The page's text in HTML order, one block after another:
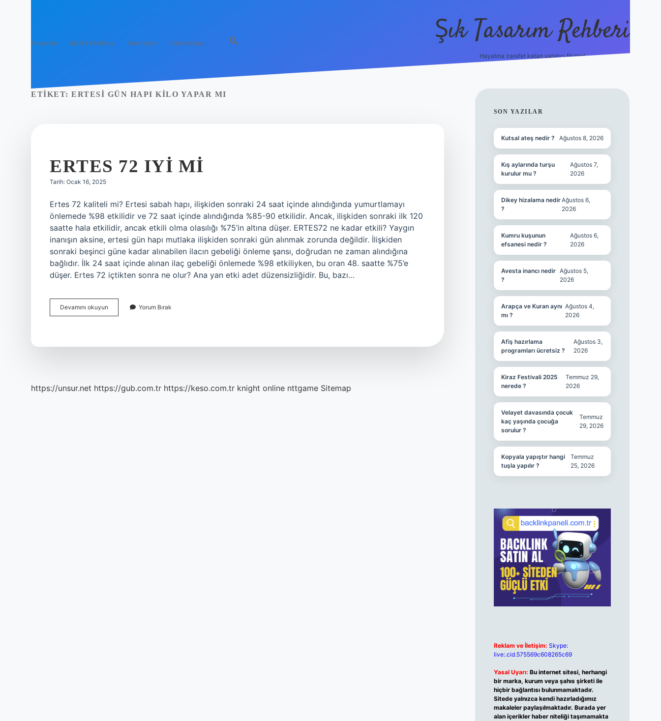
Anasayfa Gizlilik Politikası Yasal Uyarı Hakkımızda Şık Tasarım Rehberi
Hayatına zarafet katan yaratıcı fikirler!
ETIKET: ERTESI GÜN HAPI KILO YAPAR MI
ERTES 72 IYI MI
Tarih: Ocak 16, 2025
Ertes 72 kaliteli mi? Ertesi sabah hapı, ilişkiden sonraki 24 saat içinde alındığında yumurtlamayı
önlemede %98 etkilidir ve 72 saat içinde alındığında %85-90 etkilidir. Ancak, ilişkiden sonraki ilk 120
saatte hala etkilidir, ancak etkili olma olasılığı %75’in altına düşer. ERTES72 ne kadar etkili? Yaygın
inanışın aksine, ertesi gün hapı mutlaka ilişkiden sonraki gün alınmak zorunda değildir. İlişkiden
sonraki beşinci güne kadar alınabilen ilacın gebeliği önleme şansı, doğrudan ne zaman alındığına
bağlıdır. İlk 24 saat içinde alınan ilaç gebeliği önlemede %98 etkiliyken, bu oran 48. saatte %75’e
düşer. Ertes 72 içtikten sonra ne olur? Ana yan etki adet düzensizliğidir. Bu, bazı…
Devamını okuyun
72
Yorum Bırak
https://unsur.net https://gub.com.tr https://keso.com.tr knight online nttgame Sitemap
SIDEBAR
SON YAZILAR
Kutsal ateş nedir ? Ağustos 8, 2026
Kış aylarında turşu
kurulur mu ?
Ağustos 7,
2026
Dikey hizalama nedir
?
Ağustos 6,
2026
Kumru kuşunun
efsanesi nedir ?
Ağustos 6,
2026
Avesta inancı nedir
?
Ağustos 5,
2026
Arapça ve Kuran aynı
mı ?
Ağustos 4,
2026
Afiş hazırlama
programları ücretsiz ?
Ağustos 3,
2026
Kiraz Festivali 2025
nerede ?
Temmuz 29,
2026
Velayet davasında çocuk
kaç yaşında çocuğa
sorulur ?
Temmuz
29, 2026
Kopyala yapıştır hangi
tuşla yapılır ?
Temmuz
25, 2026
Reklam ve İletişim: Skype:
live:.cid.575569c608265c69
Yasal Uyarı: Bu internet sitesi, herhangi
bir marka, kurum veya şahıs şirketi ile
hiçbir bağlantısı bulunmamaktadır.
Sitede yalnızca kendi hazırladığımız
makaleler paylaşılmaktadır. Burada yer
alan içerikler haber niteliği taşımamakta
vdcasino giriş